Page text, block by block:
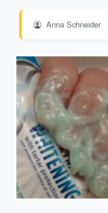
Anna Schneider